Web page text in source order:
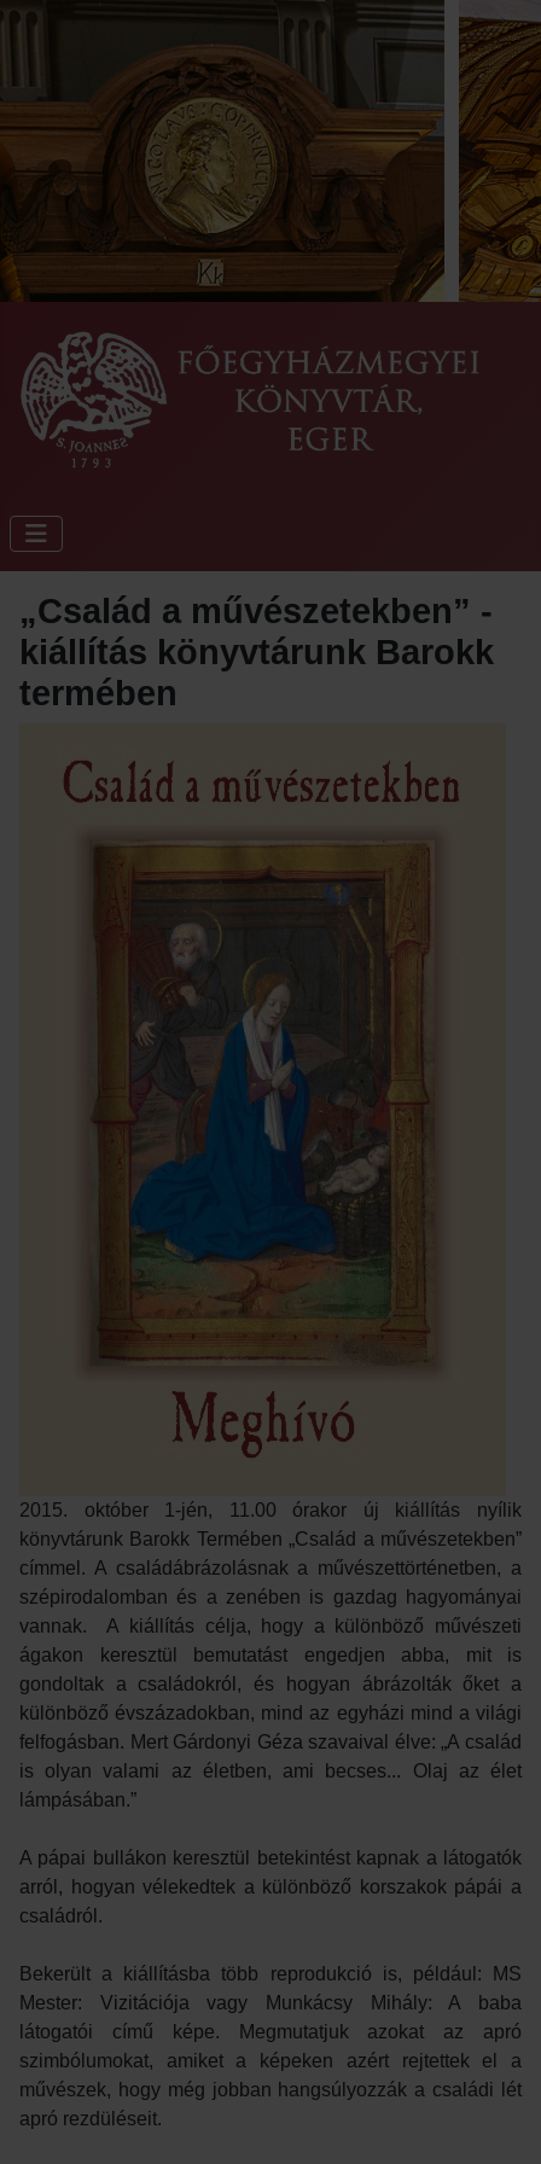
„Család a művészetekben” -
kiállítás könyvtárunk Barokk
termében
2015. október 1-jén, 11.00 órakor új kiállítás nyílik
könyvtárunk Barokk Termében „Család a művészetekben”
címmel. A családábrázolásnak a művészettörténetben, a
szépirodalomban és a zenében is gazdag hagyományai
vannak. A kiállítás célja, hogy a különböző művészeti
ágakon keresztül bemutatást engedjen abba, mit is
gondoltak a családokról, és hogyan ábrázolták őket a
különböző évszázadokban, mind az egyházi mind a világi
felfogásban. Mert Gárdonyi Géza szavaival élve: „A család
is olyan valami az életben, ami becses... Olaj az élet
lámpásában.”
A pápai bullákon keresztül betekintést kapnak a látogatók
arról, hogyan vélekedtek a különböző korszakok pápái a
családról.
Bekerült a kiállításba több reprodukció is, például: MS
Mester: Vizitációja vagy Munkácsy Mihály: A baba
látogatói című képe. Megmutatjuk azokat az apró
szimbólumokat, amiket a képeken azért rejtettek el a
művészek, hogy még jobban hangsúlyozzák a családi lét
apró rezdüléseit.